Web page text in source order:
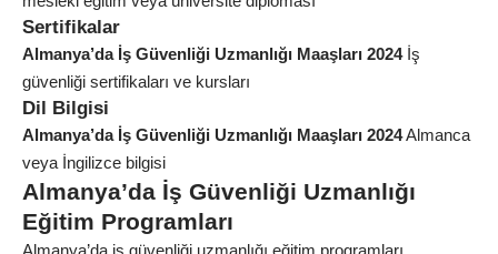
Sertifikalar
Almanya’da İş Güvenliği Uzmanlığı Maaşları 2024İş
güvenliği sertifikaları ve kursları
Dil Bilgisi
Almanya’da İş Güvenliği Uzmanlığı Maaşları 2024Almanca
veya İngilizce bilgisi
Almanya’da İş Güvenliği Uzmanlığı
Eğitim Programları
Almanya’da iş güvenliği uzmanlığı eğitim programları